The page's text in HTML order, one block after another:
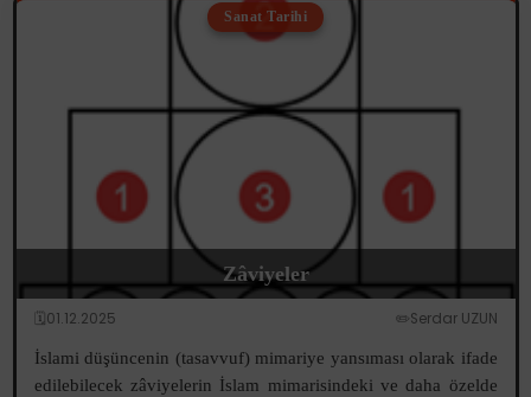
Sanat Tarihi
Zâviyeler
🗓️01.12.2025 ✏️Serdar UZUN
İslami düşüncenin (tasavvuf) mimariye yansıması olarak ifade
edilebilecek zâviyelerin İslam mimarisindeki ve daha özelde